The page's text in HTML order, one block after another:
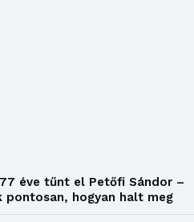
éve tűnt el Petőfi Sándor –
pontosan, hogyan halt meg